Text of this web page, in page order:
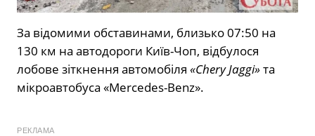
За відомими обставинами, близько 07:50 на
130 км на автодороги Київ-Чоп, відбулося
лобове зіткнення автомобіля «Chery Jaggi»та
мікроавтобуса «Mercedes-Benz».
РЕКЛАМА